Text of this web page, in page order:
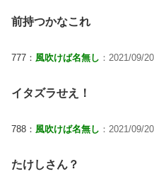
前持つかなこれ
777： 風吹けば名無し ：2021/09/
イタズラせえ！
788： 風吹けば名無し ：2021/09/
たけしさん？